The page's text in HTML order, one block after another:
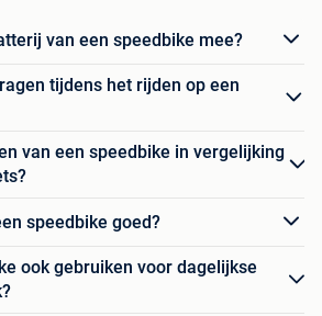
van een speedbike mee?
tijdens het rijden op een
van een speedbike in vergelijking
speedbike goed?
ook gebruiken voor dagelijkse